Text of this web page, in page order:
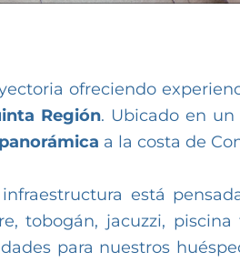
ofreciendo
Región. Ubicado en
a la costa de
está
tobogán, jacuzzi,
para nuestros